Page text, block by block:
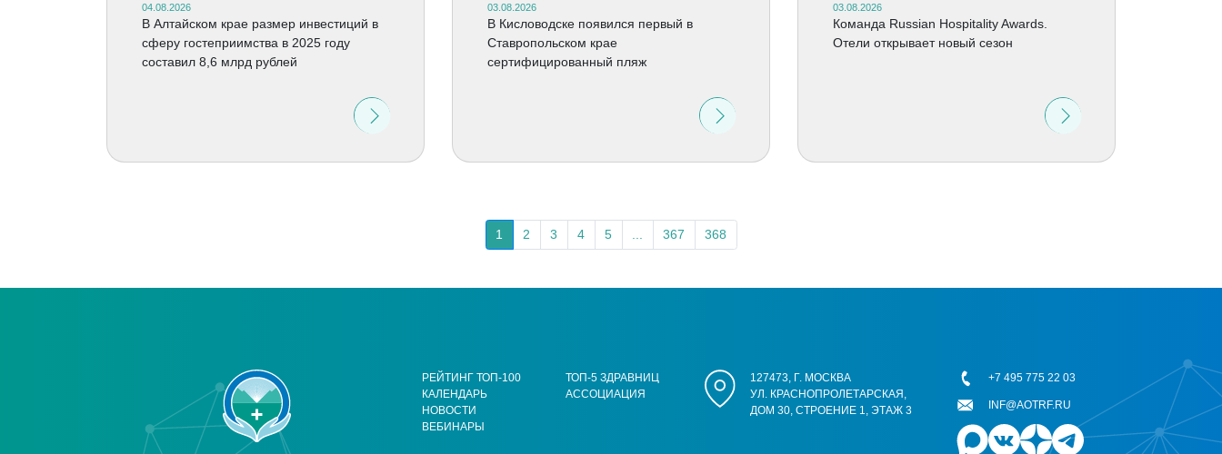
04.08.2026
В Алтайском крае размер инвестиций в
сферу гостеприимства в 2025 году
составил 8,6 млрд рублей
03.08.2026
В Кисловодске появился первый в
Ставропольском крае
сертифицированный пляж
03.08.2026
Команда Russian Hospitality Awards.
Отели открывает новый сезон
1 2 3 4 5 367 368
РЕЙТИНГ ТОП-100
КАЛЕНДАРЬ
НОВОСТИ
ВЕБИНАРЫ
ТОП-5 ЗДРАВНИЦ
АССОЦИАЦИЯ
127473, Г. МОСКВА
УЛ. КРАСНОПРОЛЕТАРСКАЯ,
ДОМ 30, СТРОЕНИЕ 1, ЭТАЖ 3
+7 495 775 22 03
INF@AOTRF.RU